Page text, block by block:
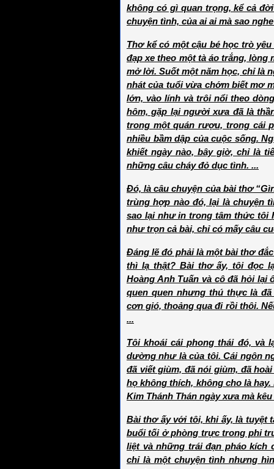
không có gì quan trọng, kể cả
chuyện tình, của ai ai mà sao
Thơ kể có một cậu bé học trò
đạp xe theo một tà áo trắng,
mở lời. Suốt một năm học, chỉ là
nhát của tuổi vừa chớm biết mơ
lớn, vào lính và trôi nổi theo
hôm, gặp lại người xưa đã là
trong một quán rượu, trong cái
nhiều bầm dập của cuộc sống.
khiết ngày nào, bây giờ, chỉ là
những câu cháy đỏ dục tình. ...
Đó, là câu chuyện của bài thơ
trùng hợp nào đó, lại là chuyện
sao lại như in trong tâm thức tôi
như trọn cả bài, chỉ có mấy câu
Đáng lẽ đó phải là một bài thơ
thì lạ thật? Bài thơ ấy, tôi đọc
Hoàng Anh Tuấn và cô đã hỏi
quen quen nhưng thú thực là
cơn gió, thoảng qua đi rồi thôi.
...
Tôi khoái cái phong thái đó, và
dường như là của tôi. Cái ngôn
đã viết giùm, đã nói giùm, đã
họ không thích, không cho là
Kim Thánh Thán ngày xưa mà
Bài thơ ấy với tôi, khi ấy, là tuyệt
buổi tối ở phòng trực trong phi
liệt và những trái đạn pháo
chỉ là một chuyện tình nhưng